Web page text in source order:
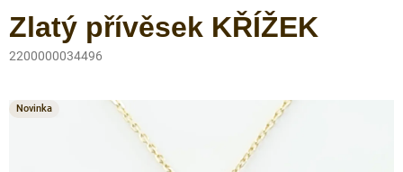
Zlatý přívěsek KŘÍŽEK
2200000034496
Novinka